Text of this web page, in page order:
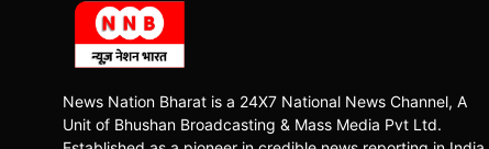
News Nation Bharat is a 24X7 National News Channel, A
Unit of Bhushan Broadcasting & Mass Media Pvt Ltd.